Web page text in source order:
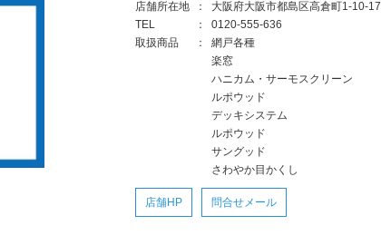
店舗所在地 ：
大阪府大阪市都島区高倉町1-10-17
TEL
：
0120-555-636
取扱商品
：
網戸各種
楽窓
ハニカム・サーモスクリーン
ルポウッド
デッキシステム
ルポウッド
サングッド
さわやか目かくし
店舗HP 問合せメール